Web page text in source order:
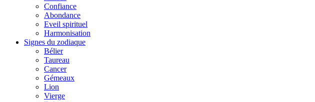
Confiance
Abondance
Eveil spirituel
Harmonisation
Signes du zodiaque
Bélier
Taureau
Cancer
Gémeaux
Lion
Vierge